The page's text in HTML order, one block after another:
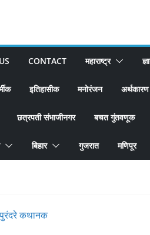
CONTACT महाराष्ट्र
इतिहासीक मनोरंजन अर्थकारण
छत्रपती संभाजीनगर बचत गुंतवणूक
बिहार गुजरात मणिपूर